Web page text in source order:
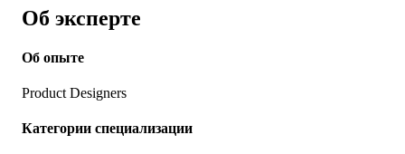
Об эксперте
Об опыте
Product Designers
Категории специализации